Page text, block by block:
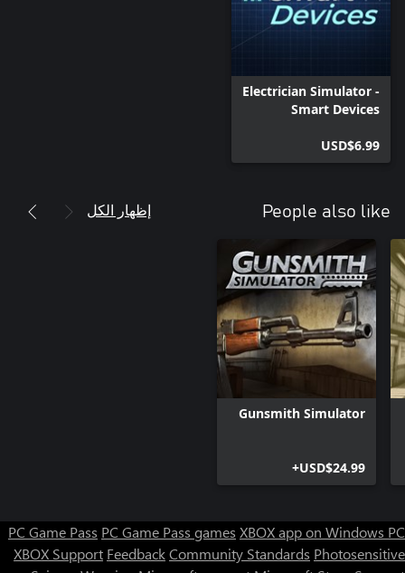
Electrician Simulator -
Smart Devices
USD$6.99
People also like إظهار الكل
Gunsmith Simulator
USD$24.99+
PC Game Pass PC Game Pass games XBOX app on Windows PC
XBOX Support FeedbackCommunity Standards Photosensitive